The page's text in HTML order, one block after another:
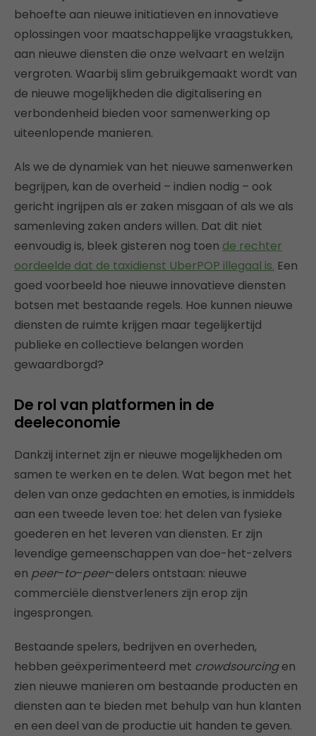
behoefte aan nieuwe initiatieven en innovatieve
oplossingen voor maatschappelijke vraagstukken,
aan nieuwe diensten die onze welvaart en welzijn
vergroten. Waarbij slim gebruikgemaakt wordt van
de nieuwe mogelijkheden die digitalisering en
verbondenheid bieden voor samenwerking op
uiteenlopende manieren.
Als we de dynamiek van het nieuwe samenwerken
begrijpen, kan de overheid – indien nodig – ook
gericht ingrijpen als er zaken misgaan of als we als
samenleving zaken anders willen. Dat dit niet
eenvoudig is, bleek gisteren nog toen de rechter
oordeelde dat de taxidienst UberPOP illegaal is. Een
goed voorbeeld hoe nieuwe innovatieve diensten
botsen met bestaande regels. Hoe kunnen nieuwe
diensten de ruimte krijgen maar tegelijkertijd
publieke en collectieve belangen worden
gewaardborgd?
De rol van platformen in de
deeleconomie
Dankzij internet zijn er nieuwe mogelijkheden om
samen te werken en te delen. Wat begon met het
delen van onze gedachten en emoties, is inmiddels
aan een tweede leven toe: het delen van fysieke
goederen en het leveren van diensten. Er zijn
levendige gemeenschappen van doe-het-zelvers
en peer–to–peer-delers ontstaan: nieuwe
commerciële dienstverleners zijn erop zijn
ingesprongen.
Bestaande spelers, bedrijven en overheden,
hebben geëxperimenteerd met crowdsourcingen
zien nieuwe manieren om bestaande producten en
diensten aan te bieden met behulp van hun klanten
en een deel van de productie uit handen te geven.